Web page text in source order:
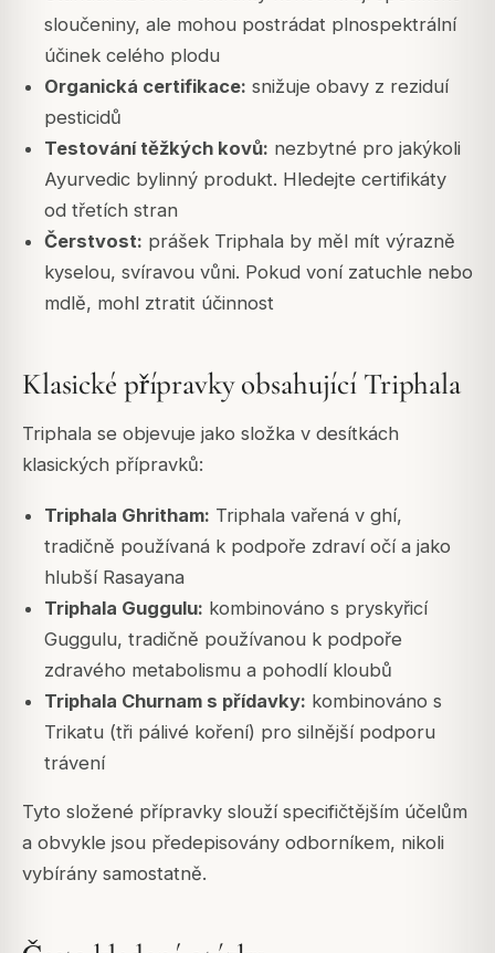
sloučeniny, ale mohou postrádat plnospektrální
účinek celého plodu
Organická certifikace: snižuje obavy z reziduí
pesticidů
Testování těžkých kovů: nezbytné pro jakýkoli
Ayurvedic bylinný produkt. Hledejte certifikáty
od třetích stran
Čerstvost: prášek Triphala by měl mít výrazně
kyselou, svíravou vůni. Pokud voní zatuchle nebo
mdlě, mohl ztratit účinnost
Klasické přípravky obsahující Triphala
Triphala se objevuje jako složka v desítkách
klasických přípravků:
Triphala Ghritham: Triphala vařená v ghí,
tradičně používaná k podpoře zdraví očí a jako
hlubší Rasayana
Triphala Guggulu: kombinováno s pryskyřicí
Guggulu, tradičně používanou k podpoře
zdravého metabolismu a pohodlí kloubů
Triphala Churnam s přídavky: kombinováno s
Trikatu (tři pálivé koření) pro silnější podporu
trávení
Tyto složené přípravky slouží specifičtějším účelům
a obvykle jsou předepisovány odborníkem, nikoli
vybírány samostatně.